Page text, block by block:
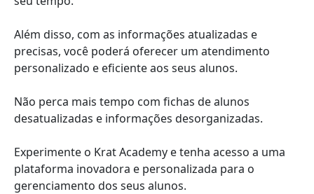
Além disso, com as informações atualizadas e
precisas, você poderá oferecer um atendimento
personalizado e eficiente aos seus alunos.
Não perca mais tempo com fichas de alunos
desatualizadas e informações desorganizadas.
Experimente o Krat Academy e tenha acesso a uma
plataforma inovadora e personalizada para o
gerenciamento dos seus alunos.